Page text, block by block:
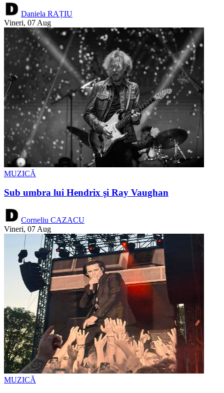
Daniela RAȚIU
Vineri, 07 Aug
MUZICĂ
Sub umbra lui Hendrix şi Ray Vaughan
Corneliu CAZACU
Vineri, 07 Aug
MUZICĂ